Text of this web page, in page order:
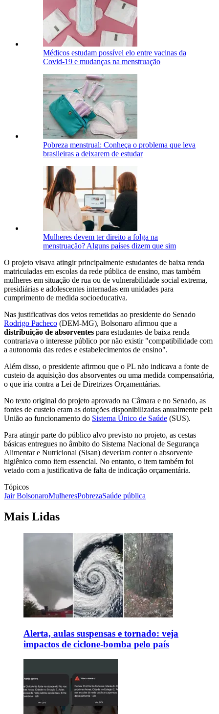
Médicos estudam possível elo entre vacinas da
Covid-19 e mudanças na menstruação
Pobreza menstrual: Conheça o problema que leva
brasileiras a deixarem de estudar
Mulheres devem ter direito a folga na
menstruação? Alguns países dizem que sim
O projeto visava atingir principalmente estudantes de baixa renda
matriculadas em escolas da rede pública de ensino, mas também
mulheres em situação de rua ou de vulnerabilidade social extrema,
presidiárias e adolescentes internadas em unidades para
cumprimento de medida socioeducativa.
Nas justificativas dos vetos remetidas ao presidente do Senado
Rodrigo Pacheco (DEM-MG), Bolsonaro afirmou que a
distribuição de absorventes para estudantes de baixa renda
contrariava o interesse público por não existir "compatibilidade com
a autonomia das redes e estabelecimentos de ensino".
Além disso, o presidente afirmou que o PL não indicava a fonte de
custeio da aquisição dos absorventes ou uma medida compensatória,
o que iria contra a Lei de Diretrizes Orçamentárias.
No texto original do projeto aprovado na Câmara e no Senado, as
fontes de custeio eram as dotações disponibilizadas anualmente pela
União ao funcionamento do Sistema Único de Saúde (SUS).
Para atingir parte do público alvo previsto no projeto, as cestas
básicas entregues no âmbito do Sistema Nacional de Segurança
Alimentar e Nutricional (Sisan) deveriam conter o absorvente
higiênico como item essencial. No entanto, o item também foi
vetado com a justificativa de falta de indicação orçamentária.
Tópicos
Jair BolsonaroMulheresPobrezaSaúde pública
Mais Lidas
Alerta, aulas suspensas e tornado: veja
impactos de ciclone-bomba pelo país